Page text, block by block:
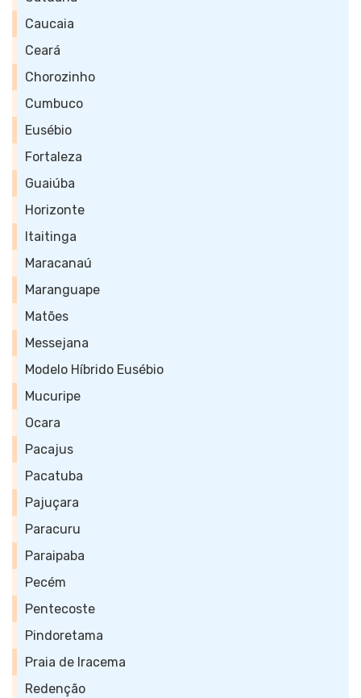
Caucaia
Ceará
Chorozinho
Cumbuco
Eusébio
Fortaleza
Guaiúba
Horizonte
Itaitinga
Maracanaú
Maranguape
Matões
Messejana
Modelo Híbrido Eusébio
Mucuripe
Ocara
Pacajus
Pacatuba
Pajuçara
Paracuru
Paraipaba
Pecém
Pentecoste
Pindoretama
Praia de Iracema
Redenção